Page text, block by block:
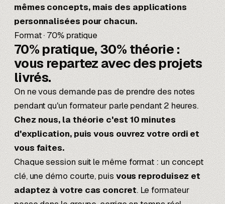
mêmes concepts, mais des applications
personnalisées pour chacun.
Format · 70% pratique
70% pratique, 30% théorie :
vous repartez avec des projets
livrés.
On ne vous demande pas de prendre des notes
pendant qu'un formateur parle pendant 2 heures.
Chez nous, la théorie c'est 10 minutes
d'explication, puis vous ouvrez votre ordi et
vous faites.
Chaque session suit le même format : un concept
clé, une démo courte, puis vous reproduisez et
adaptez à votre cas concret. Le formateur